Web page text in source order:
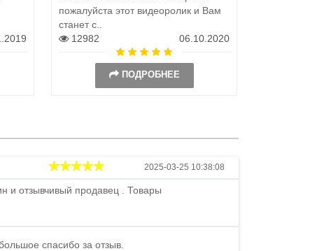
пожалуйста этот видеоролик и Вам
станет с..
12982
06.10.2020
ПОДРОБНЕЕ
2025-03-25 10:38:08
и отзывчивый продавец . Товары
спасибо за отзыв.